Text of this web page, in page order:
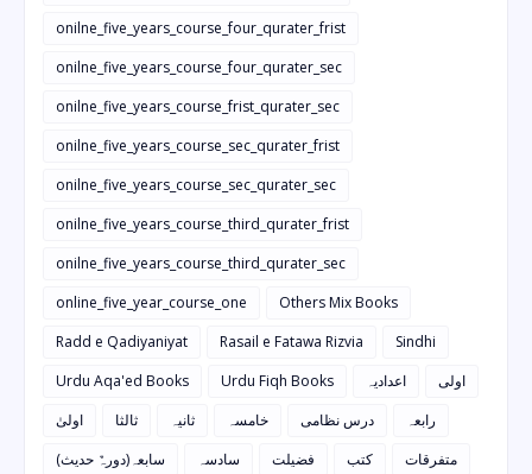
onilne_five_years_course_four_qurater_frist
onilne_five_years_course_four_qurater_sec
onilne_five_years_course_frist_qurater_sec
onilne_five_years_course_sec_qurater_frist
onilne_five_years_course_sec_qurater_sec
onilne_five_years_course_third_qurater_frist
onilne_five_years_course_third_qurater_sec
online_five_year_course_one
Others Mix Books
Radd e Qadiyaniyat
Rasail e Fatawa Rizvia
Sindhi
Urdu Aqa'ed Books
Urdu Fiqh Books اعدادیہ
اولی
اولیٰ
ثالثا ثانیہ خامسہ درس نظامی
رابعہ
سابعہ(دورہٌ حدیث)
سادسہ فضیلت کتب
متفرقات